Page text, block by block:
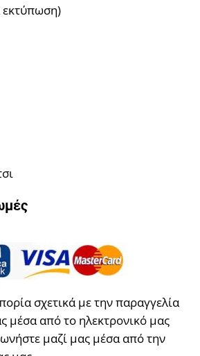
εκτύπωση)
σχετικά με την παραγγελία
μέσα από το ηλεκτρονικό μας
μαζί μας μέσα από την